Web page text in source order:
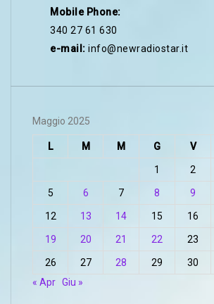
Mobile Phone:
340 27 61 630
e-mail: info@newradiostar.it
Maggio 2025
L M M G V
1 2
5 6 7 8 9
12 13 14 15 16
19 20 21 22 23
26 27 28 29 30
« Apr Giu »